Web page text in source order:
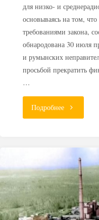
для низко- и
основываясь на том, что
требованиями закона,
обнародована 30 июля
и румынских
просьбой прекратить
…
Подробнее"Болгария
хранилища
отходов"